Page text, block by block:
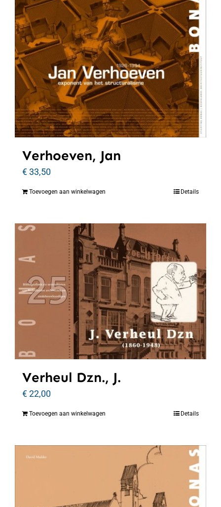
Verhoeven, Jan
€33,50
Toevoegen aan winkelwagen Details
Verheul Dzn., J.
€22,00
Toevoegen aan winkelwagen Details